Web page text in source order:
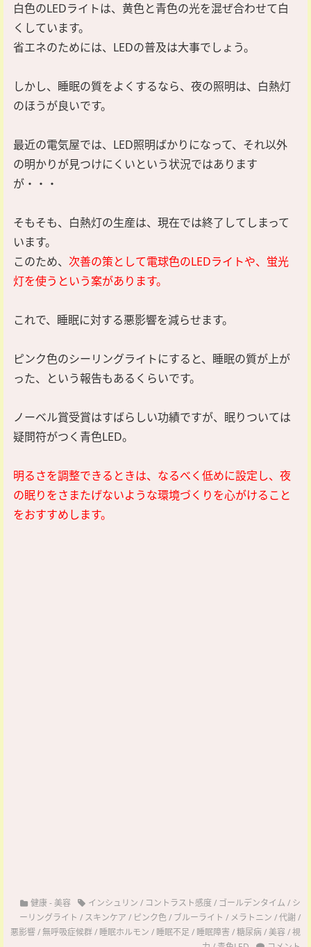
白色のLEDライトは、黄色と青色の光を混ぜ合わせて白
くしています。
省エネのためには、LEDの普及は大事でしょう。
しかし、睡眠の質をよくするなら、夜の照明は、白熱灯
のほうが良いです。
最近の電気屋では、LED照明ばかりになって、それ以外
の明かりが見つけにくいという状況ではあります
が・・・
そもそも、白熱灯の生産は、現在では終了してしまって
います。
このため、 次善の策として電球色のLEDライトや、蛍光
灯を使うという案があります。
これで、睡眠に対する悪影響を減らせます。
ピンク色のシーリングライトにすると、睡眠の質が上が
った、という報告もあるくらいです。
ノーベル賞受賞はすばらしい功績ですが、眠りついては
疑問符がつく青色LED。
明るさを調整できるときは、なるべく低めに設定し、夜
の眠りをさまたげないような環境づくりを心がけること
をおすすめします。
健康-美容 インシュリン / コントラスト感度 / ゴールデンタイム / シ
ーリングライト / スキンケア / ピンク色/ ブルーライト / メラトニン /代謝/
悪影響/無呼吸症候群/ 睡眠ホルモン / 睡眠不足 / 睡眠障害 /糖尿病/美容/視